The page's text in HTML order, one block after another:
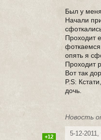
Был у
Начали
Проходит
опять я
Проходит
Вот так
P.S:
дочь.
Новость
5-12-
+12